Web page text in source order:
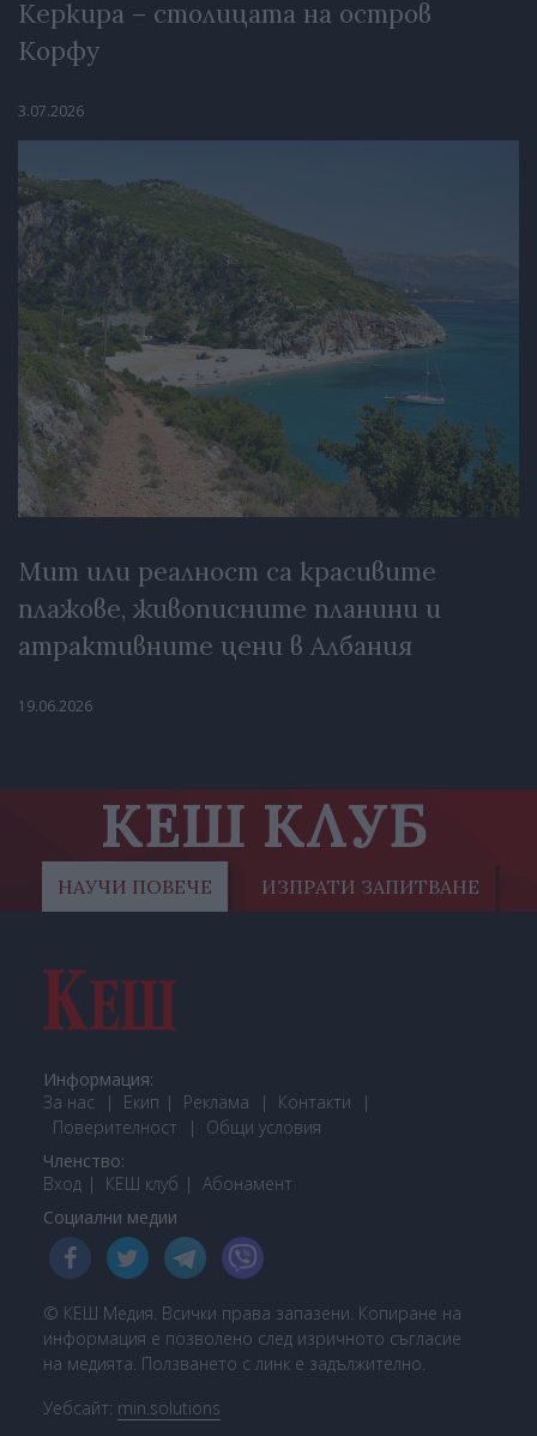
Керкира – столицата на остров
Корфу
3.07.2026
Мит или реалност са красивите
плажове, живописните планини и
атрактивните цени в Албания
19.06.2026
КЕШ КЛУБ
НАУЧИ ПОВЕЧЕ ИЗПРАТИ ЗАПИТВАНЕ
Информация:
За нас
Екип Реклама
Контакти
Поверителност
Общи условия
Членство:
Вход
КЕШ клуб Абонамент
Социални медии
© КЕШ Медия. Всички права запазени. Копиране на
информация е позволено след изричното съгласие
на медията. Ползването с линк е задължително.
Уебсайт: min.solutions